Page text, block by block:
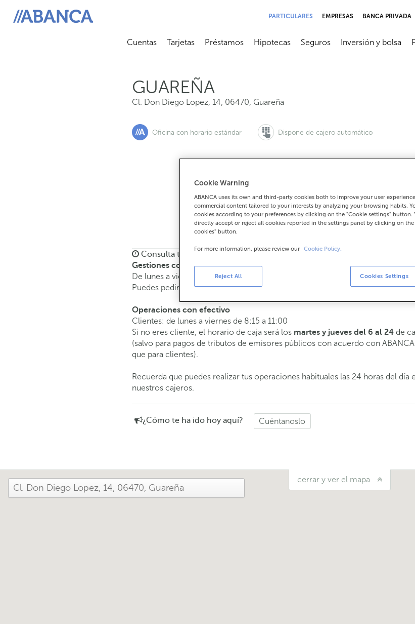
ABANCA
PARTICULARES EMPRESAS BANCA PRIVADA
Cuentas
Abrir submenú
Tarjetas
Abrir submenú
Préstamos
Abrir submenú
Hipotecas
Abrir submenú
Seguros
Abrir submenú
Inversión y bolsa
GUAREÑA
Cl. Don Diego Lopez, 14, 06470, Guareña
Oficina con horario estándar Dispone de cajero automático
Si quieres pedir cita:
900 815 200 924351050
Consulta todos los horarios
Gestiones comerciales
De lunes a viernes de 8:15 a 14:00.
Puedes pedir cita previay te atenderemos el día y hora que elijas.
Operaciones con efectivo
Clientes: de lunes a viernes de 8:15 a 11:00
Si no eres cliente, el horario de caja será los martes y jueves del 6 al 24 de
(salvo para pagos de tributos de emisores públicos con acuerdo con
que para clientes).
Recuerda que puedes realizar tus operaciones habituales las 24 horas del
nuestros cajeros.
¿Cómo te ha ido hoy aquí? Cuéntanoslo
cerrar y ver el mapa
Cookie Warning
ABANCA uses its own and third-party cookies both to improve your user
commercial content tailored to your interests by analyzing your browsing habits.
cookies according to your preferences by clicking on the "Cookie settings" button.
directly accept or reject all cookies reported in the settings panel by clicking on the
cookies" button.
For more information, please review our Cookie Policy.
Reject All Cookies Settings